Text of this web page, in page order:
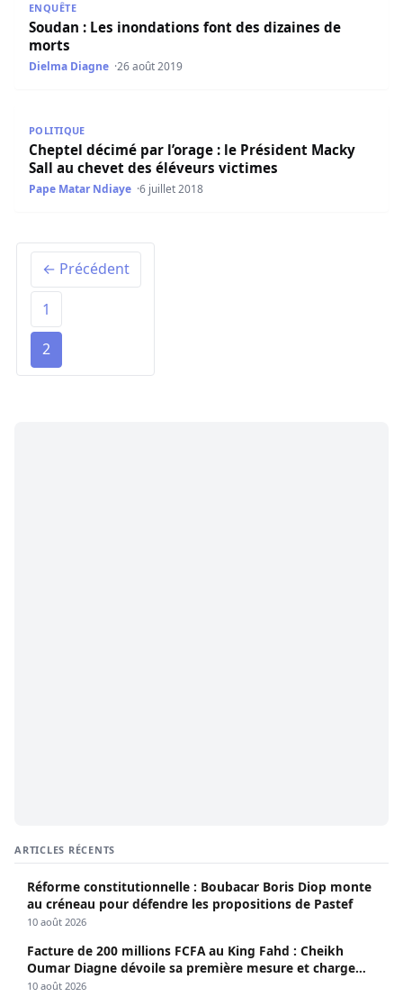
ENQUÊTE
Soudan : Les inondations font des dizaines de
morts
Dielma Diagne 26 août 2019
POLITIQUE
Cheptel décimé par l’orage : le Président Macky
Sall au chevet des éléveurs victimes
Pape Matar Ndiaye 6 juillet 2018
← Précédent
1
2
ARTICLES RÉCENTS
Réforme constitutionnelle : Boubacar Boris Diop monte
au créneau pour défendre les propositions de Pastef
10 août 2026
Facture de 200 millions FCFA au King Fahd : Cheikh
Oumar Diagne dévoile sa première mesure et charge
Diomaye et Cie
10 août 2026